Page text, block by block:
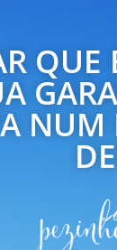
QUE
NUM